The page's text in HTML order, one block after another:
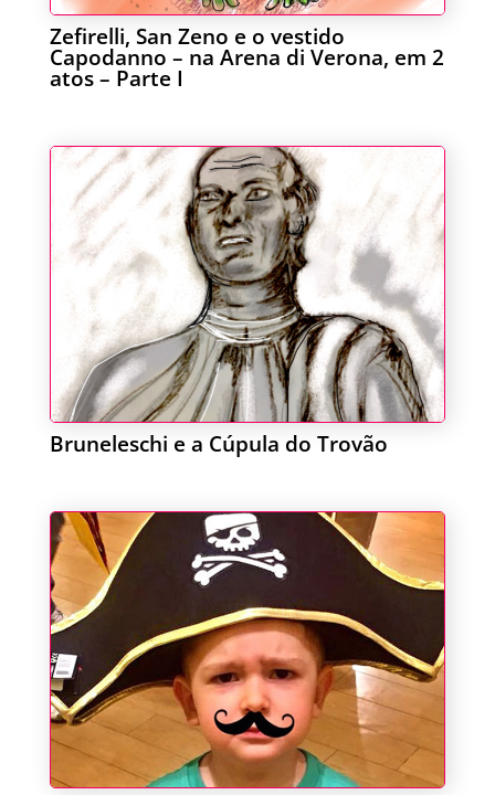
Zefirelli, San Zeno e o vestido
Capodanno – na Arena di Verona, em 2
atos – Parte I
Bruneleschi e a Cúpula do Trovão